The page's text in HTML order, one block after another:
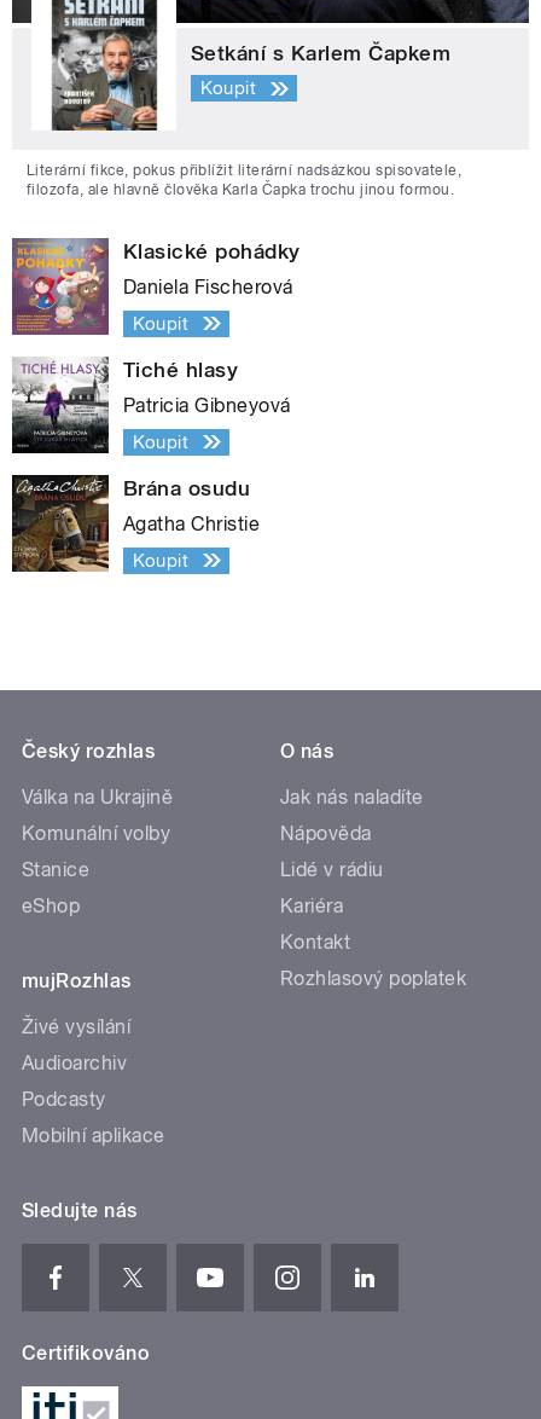
Setkání s Karlem Čapkem
Koupit
Literární fikce, pokus přiblížit literární nadsázkou spisovatele,
filozofa, ale hlavně člověka Karla Čapka trochu jinou formou.
Klasické pohádky
Daniela Fischerová
Koupit
Tiché hlasy
Patricia Gibneyová
Koupit
Brána osudu
Agatha Christie
Koupit
Český rozhlas
Válka na Ukrajině
Komunální volby
Stanice
eShop
mujRozhlas
Živé vysílání
Audioarchiv
Podcasty
Mobilní aplikace
O nás
Jak nás naladíte
Nápověda
Lidé v rádiu
Kariéra
Kontakt
Rozhlasový poplatek
Sledujte nás
Certifikováno